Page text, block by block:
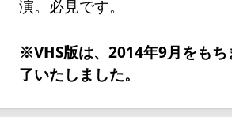
演。必見です。
※VHS版は、2014年9月をもち
了いたしました。